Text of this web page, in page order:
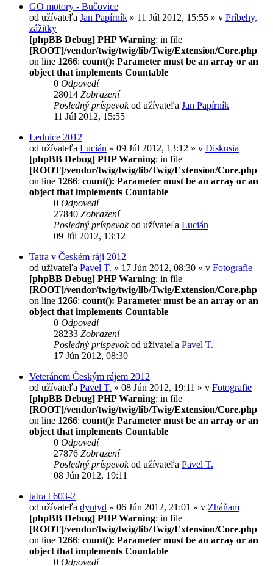
GO motory - Bučovice
od užívateľa Jan Papírník » 11 Júl 2012, 15:55 » v Príbehy,
zážitky
[phpBB Debug] PHP Warning: in file
[ROOT]/vendor/twig/twig/lib/Twig/Extension/Core.php
on line 1266: count(): Parameter must be an array or an
object that implements Countable
0 Odpovedí
28014 Zobrazení
Posledný príspevokod užívateľa Jan Papírník
11 Júl 2012, 15:55
Lednice 2012
od užívateľa Lucián » 09 Júl 2012, 13:12 » v Diskusia
[phpBB Debug] PHP Warning: in file
[ROOT]/vendor/twig/twig/lib/Twig/Extension/Core.php
on line 1266: count(): Parameter must be an array or an
object that implements Countable
0 Odpovedí
27840 Zobrazení
Posledný príspevokod užívateľa Lucián
09 Júl 2012, 13:12
Tatra v Českém ráji 2012
od užívateľa Pavel T. » 17 Jún 2012, 08:30 » v Fotografie
[phpBB Debug] PHP Warning: in file
[ROOT]/vendor/twig/twig/lib/Twig/Extension/Core.php
on line 1266: count(): Parameter must be an array or an
object that implements Countable
0 Odpovedí
28233 Zobrazení
Posledný príspevokod užívateľa Pavel T.
17 Jún 2012, 08:30
Veteránem Českým rájem 2012
od užívateľa Pavel T. » 08 Jún 2012, 19:11 » v Fotografie
[phpBB Debug] PHP Warning: in file
[ROOT]/vendor/twig/twig/lib/Twig/Extension/Core.php
on line 1266: count(): Parameter must be an array or an
object that implements Countable
0 Odpovedí
27876 Zobrazení
Posledný príspevokod užívateľa Pavel T.
08 Jún 2012, 19:11
tatra t 603-2
od užívateľa dyntyd » 06 Jún 2012, 21:01 » v Zháňam
[phpBB Debug] PHP Warning: in file
[ROOT]/vendor/twig/twig/lib/Twig/Extension/Core.php
on line 1266: count(): Parameter must be an array or an
object that implements Countable
0 Odpovedí